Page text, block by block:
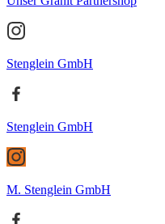
Stenglein GmbH
Stenglein GmbH
M. Stenglein GmbH